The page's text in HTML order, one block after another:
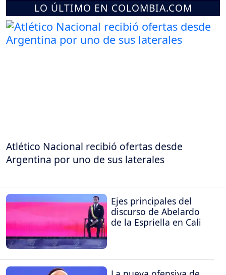
LO ÚLTIMO EN COLOMBIA.COM
Atlético Nacional recibió ofertas desde
Argentina por uno de sus laterales
Ejes principales del
discurso de Abelardo
de la Espriella en Cali